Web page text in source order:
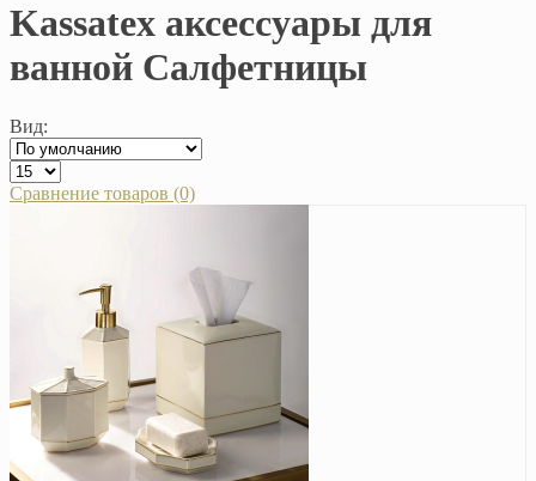
Kassatex аксессуары для
ванной Салфетницы
Вид:
Сравнение товаров (0)